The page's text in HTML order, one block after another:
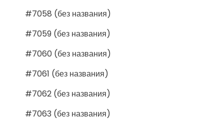
#7058 (без названия)
#7059 (без названия)
#7060 (без названия)
#7061 (без названия)
#7062 (без названия)
#7063 (без названия)